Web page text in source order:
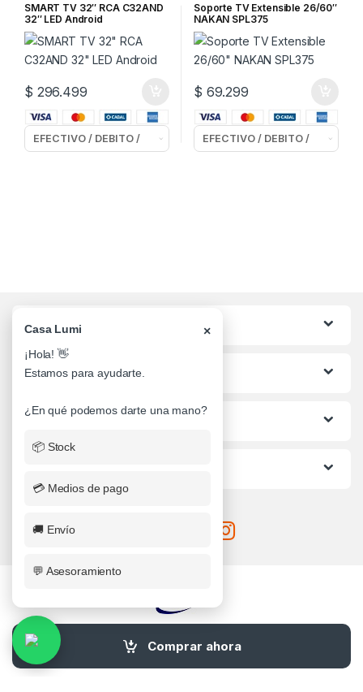
Comprar ahora
SMART TV 32″ RCA C32AND
32″ LED Android
$ 296.499
Soporte TV Extensible 26/60″
NAKAN SPL375
$ 69.299
Categorias
Lo mas buscado
Informacion al Cliente
¿Alguna Duda? Llamanos
0341-4710482
Casa Lumi ×
¡Hola! 👋
Estamos para ayudarte.
¿En qué podemos darte una mano?
📦 Stock
💳 Medios de pago
🚚 Envío
💬 Asesoramiento